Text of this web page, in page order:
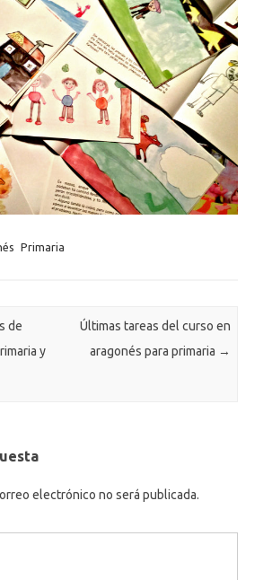
Primaria
de
y
Últimas tareas del curso en
aragonés para primaria →
electrónico no será publicada.